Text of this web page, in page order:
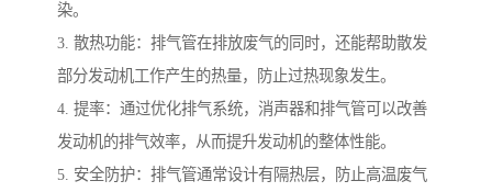
染。
3. 散热功能：排气管在排放废气的同时，还能帮助散发
部分发动机工作产生的热量，防止过热现象发生。
4. 提率：通过优化排气系统，消声器和排气管可以改善
发动机的排气效率，从而提升发动机的整体性能。
5. 安全防护：排气管通常设计有隔热层，防止高温废气